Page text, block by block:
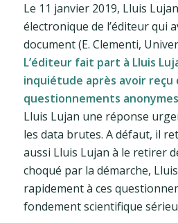
Le 11 janvier 2019, Lluis
électronique de l’éditeur qui
document (E. Clementi,
L’éditeur fait part à Lluis
inquiétude après avoir reçu
questionnements anonymes
Lluis Lujan une réponse
les data brutes. A défaut, il
aussi Lluis Lujan à le retirer
choqué par la démarche,
rapidement à ces
fondement scientifique